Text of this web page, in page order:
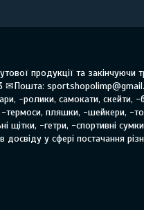
продукції та
✉Пошта:
-ролики, самокати, скейти,
термоси, пляшки, -шейкери, -
-гетри, -спортивні
досвіду у сфері постачання